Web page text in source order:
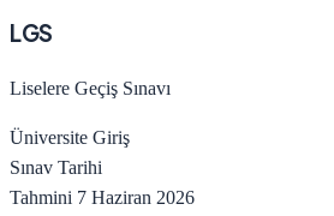
LGS
Liselere Geçiş Sınavı
Üniversite Giriş
Sınav Tarihi
Tahmini 7 Haziran 2026